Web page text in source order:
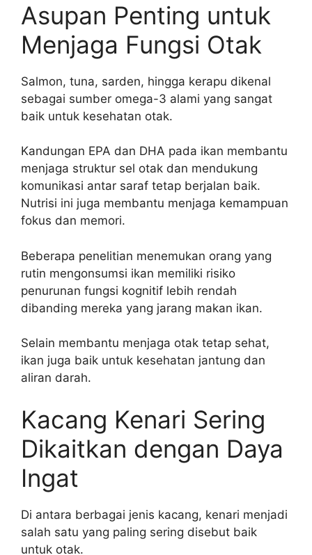
Asupan Penting untuk
Menjaga Fungsi Otak
Salmon, tuna, sarden, hingga kerapu dikenal
sebagai sumber omega-3 alami yang sangat
baik untuk kesehatan otak.
Kandungan EPA dan DHA pada ikan membantu
menjaga struktur sel otak dan mendukung
komunikasi antar saraf tetap berjalan baik.
Nutrisi ini juga membantu menjaga kemampuan
fokus dan memori.
Beberapa penelitian menemukan orang yang
rutin mengonsumsi ikan memiliki risiko
penurunan fungsi kognitif lebih rendah
dibanding mereka yang jarang makan ikan.
Selain membantu menjaga otak tetap sehat,
ikan juga baik untuk kesehatan jantung dan
aliran darah.
Kacang Kenari Sering
Dikaitkan dengan Daya
Ingat
Di antara berbagai jenis kacang, kenari menjadi
salah satu yang paling sering disebut baik
untuk otak.